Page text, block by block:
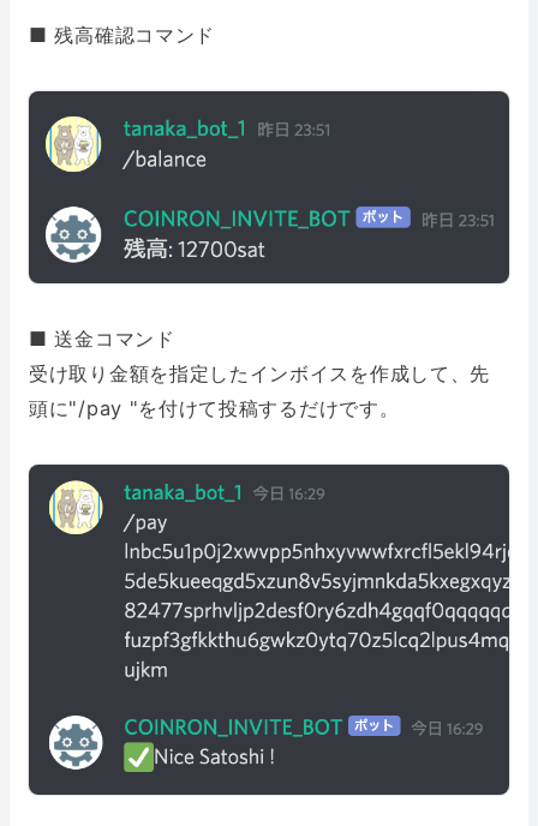
■ 残高確認コマンド
■ 送金コマンド
受け取り金額を指定したインボイスを作成して、先
頭に"/pay "を付けて投稿するだけです。